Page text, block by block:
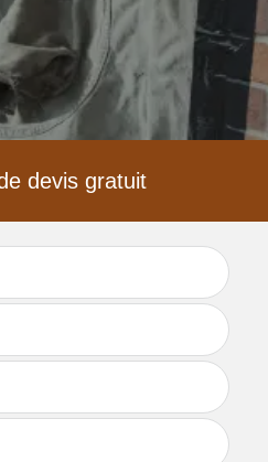
devis gratuit